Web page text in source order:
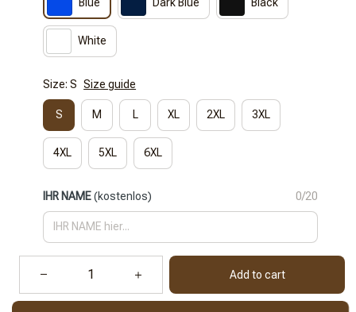
Blue Dark Blue Black
White
Size: S Size guide
S M L XL 2XL 3XL
4XL 5XL 6XL
IHR NAME(kostenlos) 0/20
Add to cart